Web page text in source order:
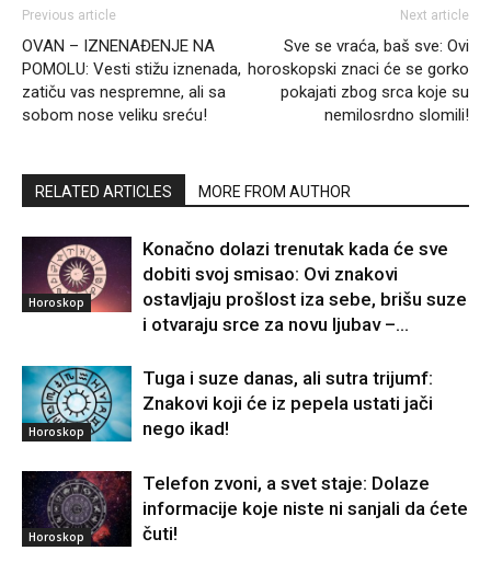
Previous article
OVAN – IZNENAĐENJE NA
POMOLU: Vesti stižu iznenada,
zatiču vas nespremne, ali sa
sobom nose veliku sreću!
Next article
Sve se vraća, baš sve: Ovi
horoskopski znaci će se gorko
pokajati zbog srca koje su
nemilosrdno slomili!
RELATED ARTICLES MORE FROM AUTHOR
Horoskop
Konačno dolazi trenutak kada će sve
dobiti svoj smisao: Ovi znakovi
ostavljaju prošlost iza sebe, brišu suze
i otvaraju srce za novu ljubav –...
Horoskop
Tuga i suze danas, ali sutra trijumf:
Znakovi koji će iz pepela ustati jači
nego ikad!
Horoskop
Telefon zvoni, a svet staje: Dolaze
informacije koje niste ni sanjali da ćete
čuti!